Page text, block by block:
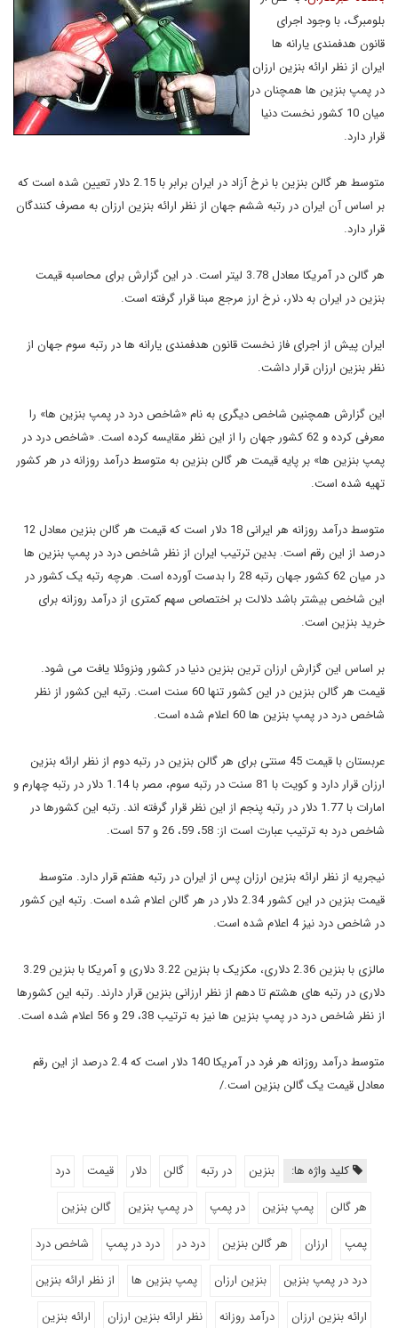
بلومبرگ، با وجود اجرای
قانون هدفمندی یارانه ها
ایران از نظر ارائه بنزین ارزان
در پمپ بنزین ها همچنان در
میان 10 کشور نخست دنیا
قرار دارد.
متوسط هر گالن بنزین با نرخ آزاد در ایران برابر با 2.15 دلار تعیین شده است که
بر اساس آن ایران در رتبه ششم جهان از نظر ارائه بنزین ارزان به مصرف کنندگان
قرار دارد.
هر گالن در آمریکا معادل 3.78 لیتر است. در این گزارش برای محاسبه قیمت
بنزین در ایران به دلار، نرخ ارز مرجع مبنا قرار گرفته است.
ایران پیش از اجرای فاز نخست قانون هدفمندی یارانه ها در رتبه سوم جهان از
نظر بنزین ارزان قرار داشت.
این گزارش همچنین شاخص دیگری به نام «شاخص درد در پمپ بنزین ها» را
معرفی کرده و 62 کشور جهان را از این نظر مقایسه کرده است. «شاخص درد در
پمپ بنزین ها» بر پایه قیمت هر گالن بنزین به متوسط درآمد روزانه در هر کشور
تهیه شده است.
متوسط درآمد روزانه هر ایرانی 18 دلار است که قیمت هر گالن بنزین معادل 12
درصد از این رقم است. بدین ترتیب ایران از نظر شاخص درد در پمپ بنزین ها
در میان 62 کشور جهان رتبه 28 را بدست آورده است. هرچه رتبه یک کشور در
این شاخص بیشتر باشد دلالت بر اختصاص سهم کمتری از درآمد روزانه برای
خرید بنزین است.
بر اساس این گزارش ارزان ترین بنزین دنیا در کشور ونزوئلا یافت می شود.
قیمت هر گالن بنزین در این کشور تنها 60 سنت است. رتبه این کشور از نظر
شاخص درد در پمپ بنزین ها 60 اعلام شده است.
عربستان با قیمت 45 سنتی برای هر گالن بنزین در رتبه دوم از نظر ارائه بنزین
ارزان قرار دارد و کویت با 81 سنت در رتبه سوم، مصر با 1.14 دلار در رتبه چهارم و
امارات با 1.77 دلار در رتبه پنجم از این نظر قرار گرفته اند. رتبه این کشورها در
شاخص درد به ترتیب عبارت است از: 58، 59، 26 و 57 است.
نیجریه از نظر ارائه بنزین ارزان پس از ایران در رتبه هفتم قرار دارد. متوسط
قیمت بنزین در این کشور 2.34 دلار در هر گالن اعلام شده است. رتبه این کشور
در شاخص درد نیز 4 اعلام شده است.
مالزی با بنزین 2.36 دلاری، مکزیک با بنزین 3.22 دلاری و آمریکا با بنزین 3.29
دلاری در رتبه های هشتم تا دهم از نظر ارزانی بنزین قرار دارند. رتبه این کشورها
از نظر شاخص درد در پمپ بنزین ها نیز به ترتیب 38، 29 و 56 اعلام شده است.
متوسط درآمد روزانه هر فرد در آمریکا 140 دلار است که 2.4 درصد از این رقم
معادل قیمت یک گالن بنزین است./
کلید واژه ها: بنزین در رتبه گالن دلار قیمت
درد
هر گالن
پمپ بنزین در پمپ در پمپ بنزین
گالن بنزین
پمپ
ارزان هر گالن بنزین درد در درد در پمپ
شاخص درد
درد در پمپ بنزین
بنزین ارزان پمپ بنزین ها
از نظر ارائه بنزین
ارائه بنزین ارزان
درآمد روزانه نظر ارائه بنزین ارزان
ارائه بنزین